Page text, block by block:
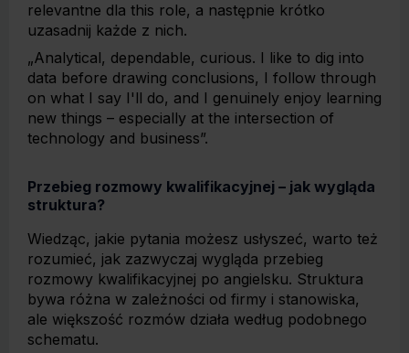
relevantne dla this role, a następnie krótko
uzasadnij każde z nich.
„Analytical, dependable, curious. I like to dig into
data before drawing conclusions, I follow through
on what I say I'll do, and I genuinely enjoy learning
new things – especially at the intersection of
technology and business”.
Przebieg rozmowy kwalifikacyjnej – jak wygląda
struktura?
Wiedząc, jakie pytania możesz usłyszeć, warto też
rozumieć, jak zazwyczaj wygląda przebieg
rozmowy kwalifikacyjnej po angielsku. Struktura
bywa różna w zależności od firmy i stanowiska,
ale większość rozmów działa według podobnego
schematu.